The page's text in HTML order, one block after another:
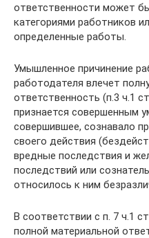
ответственности может
категориями работников
определенные работы.
Умышленное причинение
работодателя влечет
ответственность (п.3 ч.1
признается совершенным
совершившее, сознавало
своего действия
вредные последствия и
последствий или
относилось к ним
В соответствии с п. 7 ч.1
полной материальной